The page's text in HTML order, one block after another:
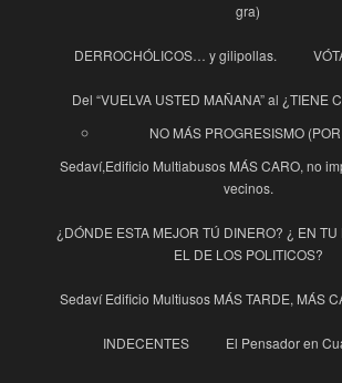
gra)
DERROCHÓLICOS… y gilipollas.
Del “VUELVA USTED MAÑANA” al ¿TIENE
NO MÁS PROGRESISMO
Sedaví,Edificio Multiabusos MÁS CARO, no
vecinos.
¿DÓNDE ESTA MEJOR TÚ DINERO? ¿ EN TU
EL DE LOS POLITICOS?
Sedaví Edificio Multiusos MÁS TARDE, MÁS
INDECENTES El Pensador en